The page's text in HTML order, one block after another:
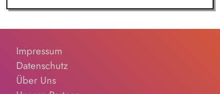
Impressum
Datenschutz
Über Uns